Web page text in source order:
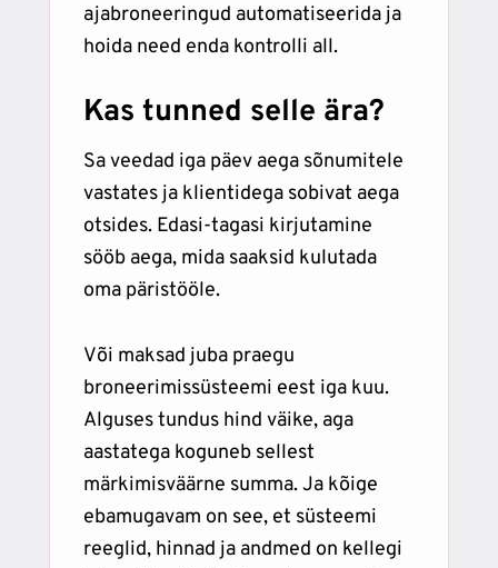
ajabroneeringud automatiseerida ja
hoida need enda kontrolli all.
Kas tunned selle ära?
Sa veedad iga päev aega sõnumitele
vastates ja klientidega sobivat aega
otsides. Edasi-tagasi kirjutamine
sööb aega, mida saaksid kulutada
oma päristööle.
Või maksad juba praegu
broneerimissüsteemi eest iga kuu.
Alguses tundus hind väike, aga
aastatega koguneb sellest
märkimisväärne summa. Ja kõige
ebamugavam on see, et süsteemi
reeglid, hinnad ja andmed on kellegi